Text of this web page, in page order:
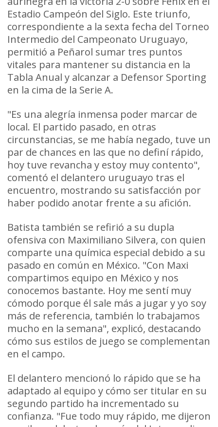
Estadio Campeón del Siglo. Este triunfo,
correspondiente a la sexta fecha del Torneo
Intermedio del Campeonato Uruguayo,
permitió a Peñarol sumar tres puntos
vitales para mantener su distancia en la
Tabla Anual y alcanzar a Defensor Sporting
en la cima de la Serie A.
"Es una alegría inmensa poder marcar de
local. El partido pasado, en otras
circunstancias, se me había negado, tuve un
par de chances en las que no definí rápido,
hoy tuve revancha y estoy muy contento",
comentó el delantero uruguayo tras el
encuentro, mostrando su satisfacción por
haber podido anotar frente a su afición.
Batista también se refirió a su dupla
ofensiva con Maximiliano Silvera, con quien
comparte una química especial debido a su
pasado en común en México. "Con Maxi
compartimos equipo en México y nos
conocemos bastante. Hoy me sentí muy
cómodo porque él sale más a jugar y yo soy
más de referencia, también lo trabajamos
mucho en la semana", explicó, destacando
cómo sus estilos de juego se complementan
en el campo.
El delantero mencionó lo rápido que se ha
adaptado al equipo y cómo ser titular en su
segundo partido ha incrementado su
confianza. "Fue todo muy rápido, me dijeron